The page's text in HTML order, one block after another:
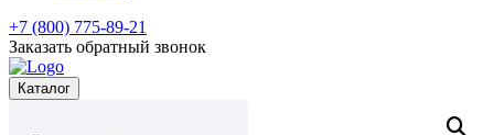
+7 (800) 775-89-21
Заказать обратный звонок
Каталог